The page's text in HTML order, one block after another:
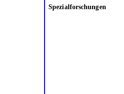
Spezialforschungen